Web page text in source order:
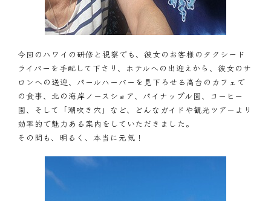
今回のハワイの研修と視察でも、彼女のお客様のタクシード
ライバーを手配して下さり、ホテルへの出迎えから、彼女のサ
ロンへの送迎、パールハーバーを見下ろせる高台のカフェで
の食事、北の海岸ノースショア、パイナップル園、コーヒー
園、そして「潮吹き穴」など、どんなガイドや観光ツアーより
効率的で魅力ある案内をしていただきました。
その間も、明るく、本当に元気！